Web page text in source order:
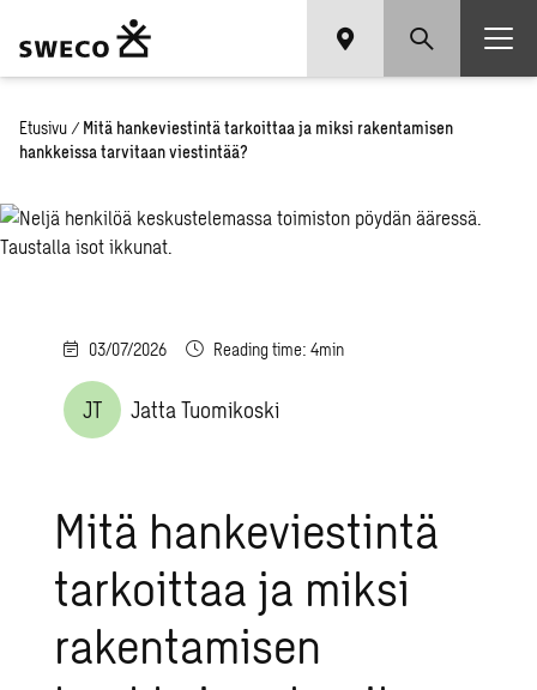
Etusivu / Mitä hankeviestintä tarkoittaa ja miksi rakentamisen
hankkeissa tarvitaan viestintää?
03/07/2026 Reading time: 4min
JT Jatta Tuomikoski
Mitä hankeviestintä
tarkoittaa ja miksi
rakentamisen